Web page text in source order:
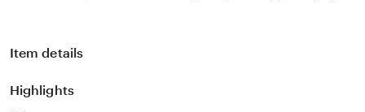
Item details
Highlights